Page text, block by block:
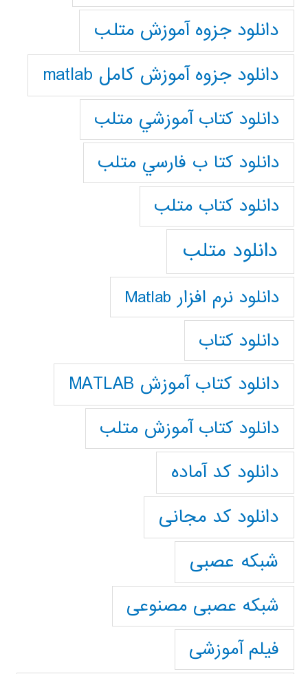
دانلود جزوه آموزش متلب
دانلود جزوه آموزش کامل matlab
دانلود كتاب آموزشي متلب
دانلود كتا ب فارسي متلب
دانلود كتاب متلب
دانلود متلب
دانلود نرم افزار Matlab
دانلود کتاب
دانلود کتاب آموزش MATLAB
دانلود کتاب آموزش متلب
دانلود کد آماده
دانلود کد مجانی
شبکه عصبی
شبکه عصبی مصنوعی
فیلم آموزشی